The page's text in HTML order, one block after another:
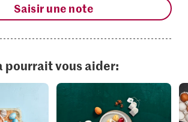
Saisir une note
pourrait vous aider: